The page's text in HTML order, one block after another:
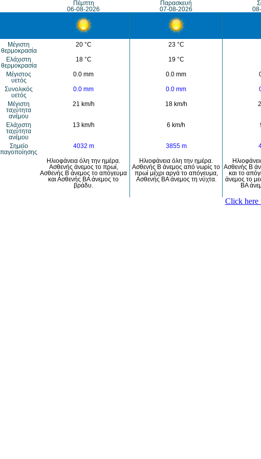
Πέμπτη
06-08-2026
Παρασκευή
07-08-2026
Μέγιστη
θερμοκρασία
20 °C 23 °C
Eλάχιστη
θερμοκρασία
18 °C 19 °C
Μέγιστος
υετός
0.0 mm 0.0 mm
Συνολικός
υετός
0.0 mm 0.0 mm
Mέγιστη
ταχύτητα
ανέμου
21 km/h 18 km/h
Eλάχιστη
ταχύτητα
ανέμου
13 km/h 6 km/h
Σημείο
παγοποίησης
4032 m 3855 m
Ηλιοφάνεια όλη την ημέρα.
Ασθενής άνεμος το πρωί,
Ασθενής Β άνεμος το απόγευμα
και Ασθενής ΒΑ άνεμος το
βράδυ.
Ηλιοφάνεια όλη την ημέρα.
Ασθενής Β άνεμος από νωρίς το
πρωί μέχρι αργά το απόγευμα,
Ασθενής ΒΑ άνεμος τη νύχτα.
Ασθενής Β
και το
άνεμος το
ΒΑ
Click here